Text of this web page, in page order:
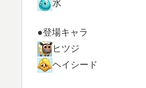
水
●登場キャラ
ヒツジ
ヘイシード